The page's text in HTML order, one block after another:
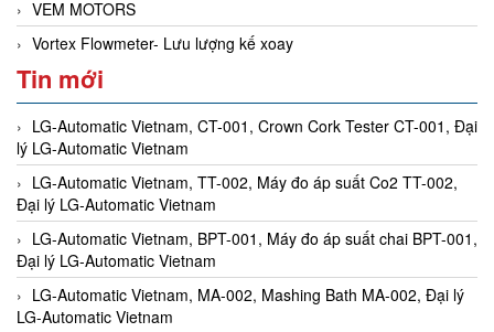
VEM MOTORS
Vortex Flowmeter- Lưu lượng kế xoay
Tin mới
LG-Automatic Vietnam, CT-001, Crown Cork Tester CT-001, Đại
lý LG-Automatic Vietnam
LG-Automatic Vietnam, TT-002, Máy đo áp suất Co2 TT-002,
Đại lý LG-Automatic Vietnam
LG-Automatic Vietnam, BPT-001, Máy đo áp suất chai BPT-001,
Đại lý LG-Automatic Vietnam
LG-Automatic Vietnam, MA-002, Mashing Bath MA-002, Đại lý
LG-Automatic Vietnam